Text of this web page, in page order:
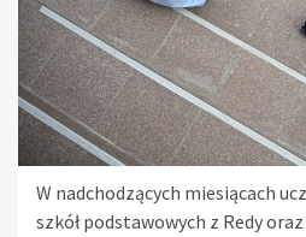
W nadchodzących miesiącach
szkół podstawowych z Redy